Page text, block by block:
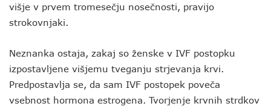
višje v prvem tromesečju nosečnosti, pravijo
strokovnjaki.
Neznanka ostaja, zakaj so ženske v IVF postopku
izpostavljene višjemu tveganju strjevanja krvi.
Predpostavlja se, da sam IVF postopek poveča
vsebnost hormona estrogena. Tvorjenje krvnih strdkov